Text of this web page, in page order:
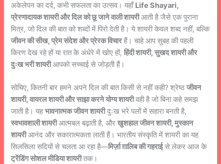
अकेलेपन का दर्द, कभी सफलता का उत्सव। यहाँ Life Shayari,
प्रेरणादायक शायरी और दिल को छू जाने वाली शायरीआती है जैसे एक पुराना
मित्र, जो दिल की बात को शब्दों में पिरो देती है। ये शायरी केवल शब्द नहीं, बल्कि
जीवन की सीख, प्रेम संदेश और प्रेरक विचारहैं। चाहे आप सुबह की पहली
किरण देख रहे हों या रात के अंधेरे में खोए हों,हिंदी शायरी, सुखद शायरी और
दुःख भरी शायरीआपको सच्चाई से जोड़ती हैं।
सोचिए, कितनी बार हमने अपने दिल की बात किसी से नहीं कही? श्रेष्ठजीवन
शायरी, वायरल शायरी और साझा करने योग्य शायरीवही है जो बिना कहे समझ
जाती है। यहभावनात्मक जीवन शायरीदुःख भरे पलों में सहारा बनती है,
स्वभावशाली शायरीआत्मबल बढ़ाती है, औरखुशहाल जीवन शायरी, मुस्कान
शायरीआनंद और सकारात्मकता लाती हैं। भारतीय संस्कृति में शायरी का यह
सिलसिला सदियों से चलता आ रहा है—मिर्ज़ा ग़ालिब की गहराईसे लेकर आज के
ट्रेंडिंग सोशल मीडिया शायरीतक।